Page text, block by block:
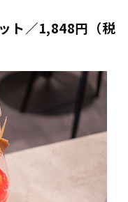
ト／1,848円（税